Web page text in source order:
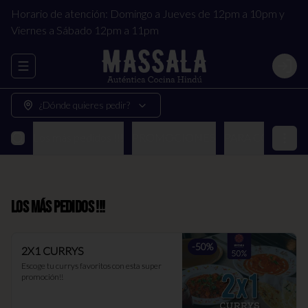
Horario de atención: Domingo a Jueves de 12pm a 10pm y
Viernes a Sábado 12pm a 11pm
Abrir menu de navegación Login
¿Dónde quieres pedir?
Los más pedidos !!!
-50%
2X1 CURRYS
Escoge tu currys favoritos con esta super
promoción!!